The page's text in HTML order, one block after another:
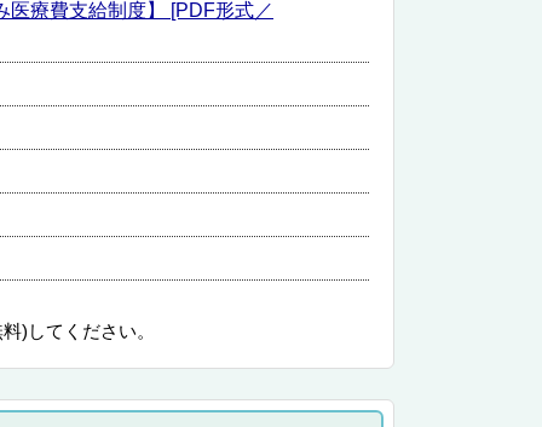
療費支給制度】 [PDF形式／
)してください。